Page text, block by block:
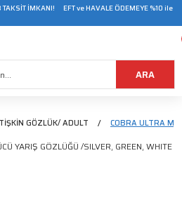
TAKSİT İMKANI! EFT ve HAVALE ÖDEMEYE %10 ile
ARA
GÖZLÜK/ ADULT COBRA ULTRA